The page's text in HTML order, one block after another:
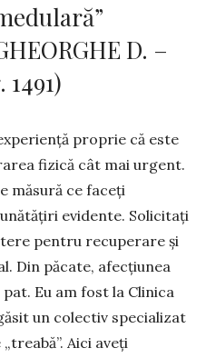
D. –
proprie că este
fizică cât mai urgent.
măsură ce faceți
evi­dente. Soli­citați
pentru recu­perare și
Din păcate, afecțiunea
Eu am fost la Clinica
un colectiv specializat
Aici aveți